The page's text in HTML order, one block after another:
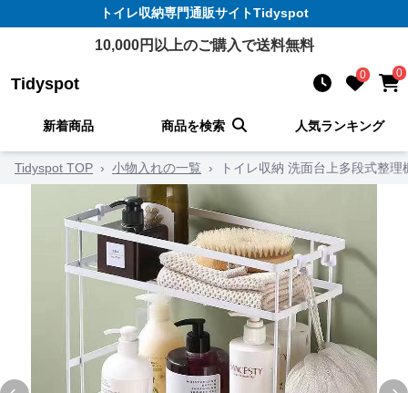
トイレ収納専門通販サイトTidyspot
10,000円以上のご購入で送料無料
Tidyspot 0 0
新着商品 商品を検索 人気ランキング
Tidyspot TOP › 小物入れの一覧 › トイレ収納 洗面台上多段式整理